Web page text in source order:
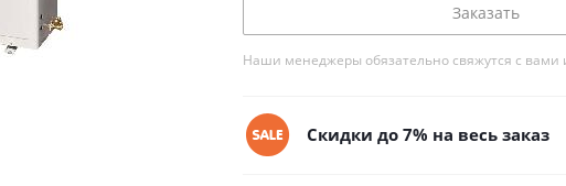
Заказать
Наши менеджеры обязательно свяжутся с вами
Скидки до 7% на весь заказ